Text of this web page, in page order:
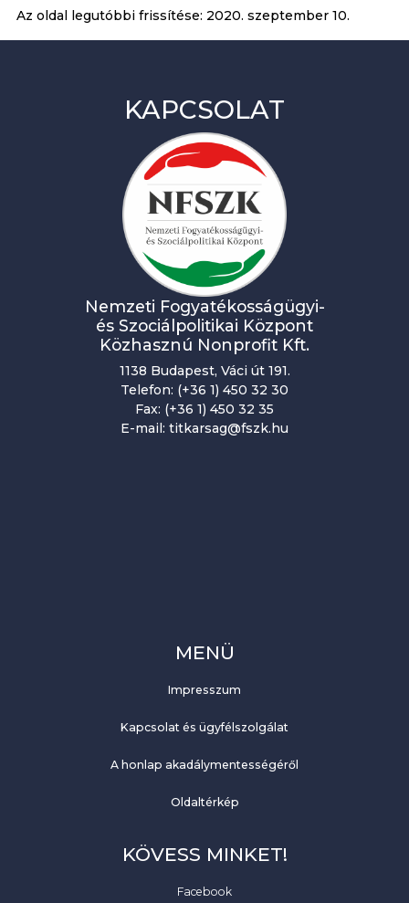
Az oldal legutóbbi frissítése: 2020. szeptember 10.
KAPCSOLAT
Nemzeti Fogyatékosságügyi-
és Szociálpolitikai Központ
Közhasznú Nonprofit Kft.
1138 Budapest, Váci út 191.
Telefon: (+36 1) 450 32 30
Fax: (+36 1) 450 32 35
E-mail: titkarsag@fszk.hu
MENÜ
Impresszum
Kapcsolat és ügyfélszolgálat
A honlap akadálymentességéről
Oldaltérkép
KÖVESS MINKET!
Facebook